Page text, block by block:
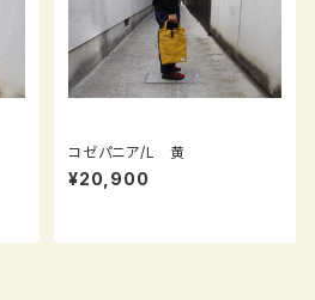
コゼパニア/L 黄
¥20,900